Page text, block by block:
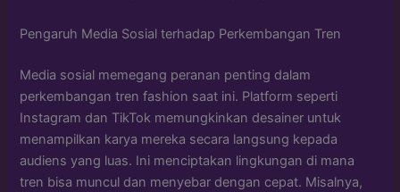
Pengaruh Media Sosial terhadap Perkembangan Tren
Media sosial memegang peranan penting dalam
perkembangan tren fashion saat ini. Platform seperti
Instagram dan TikTok memungkinkan desainer untuk
menampilkan karya mereka secara langsung kepada
audiens yang luas. Ini menciptakan lingkungan di mana
tren bisa muncul dan menyebar dengan cepat. Misalnya,